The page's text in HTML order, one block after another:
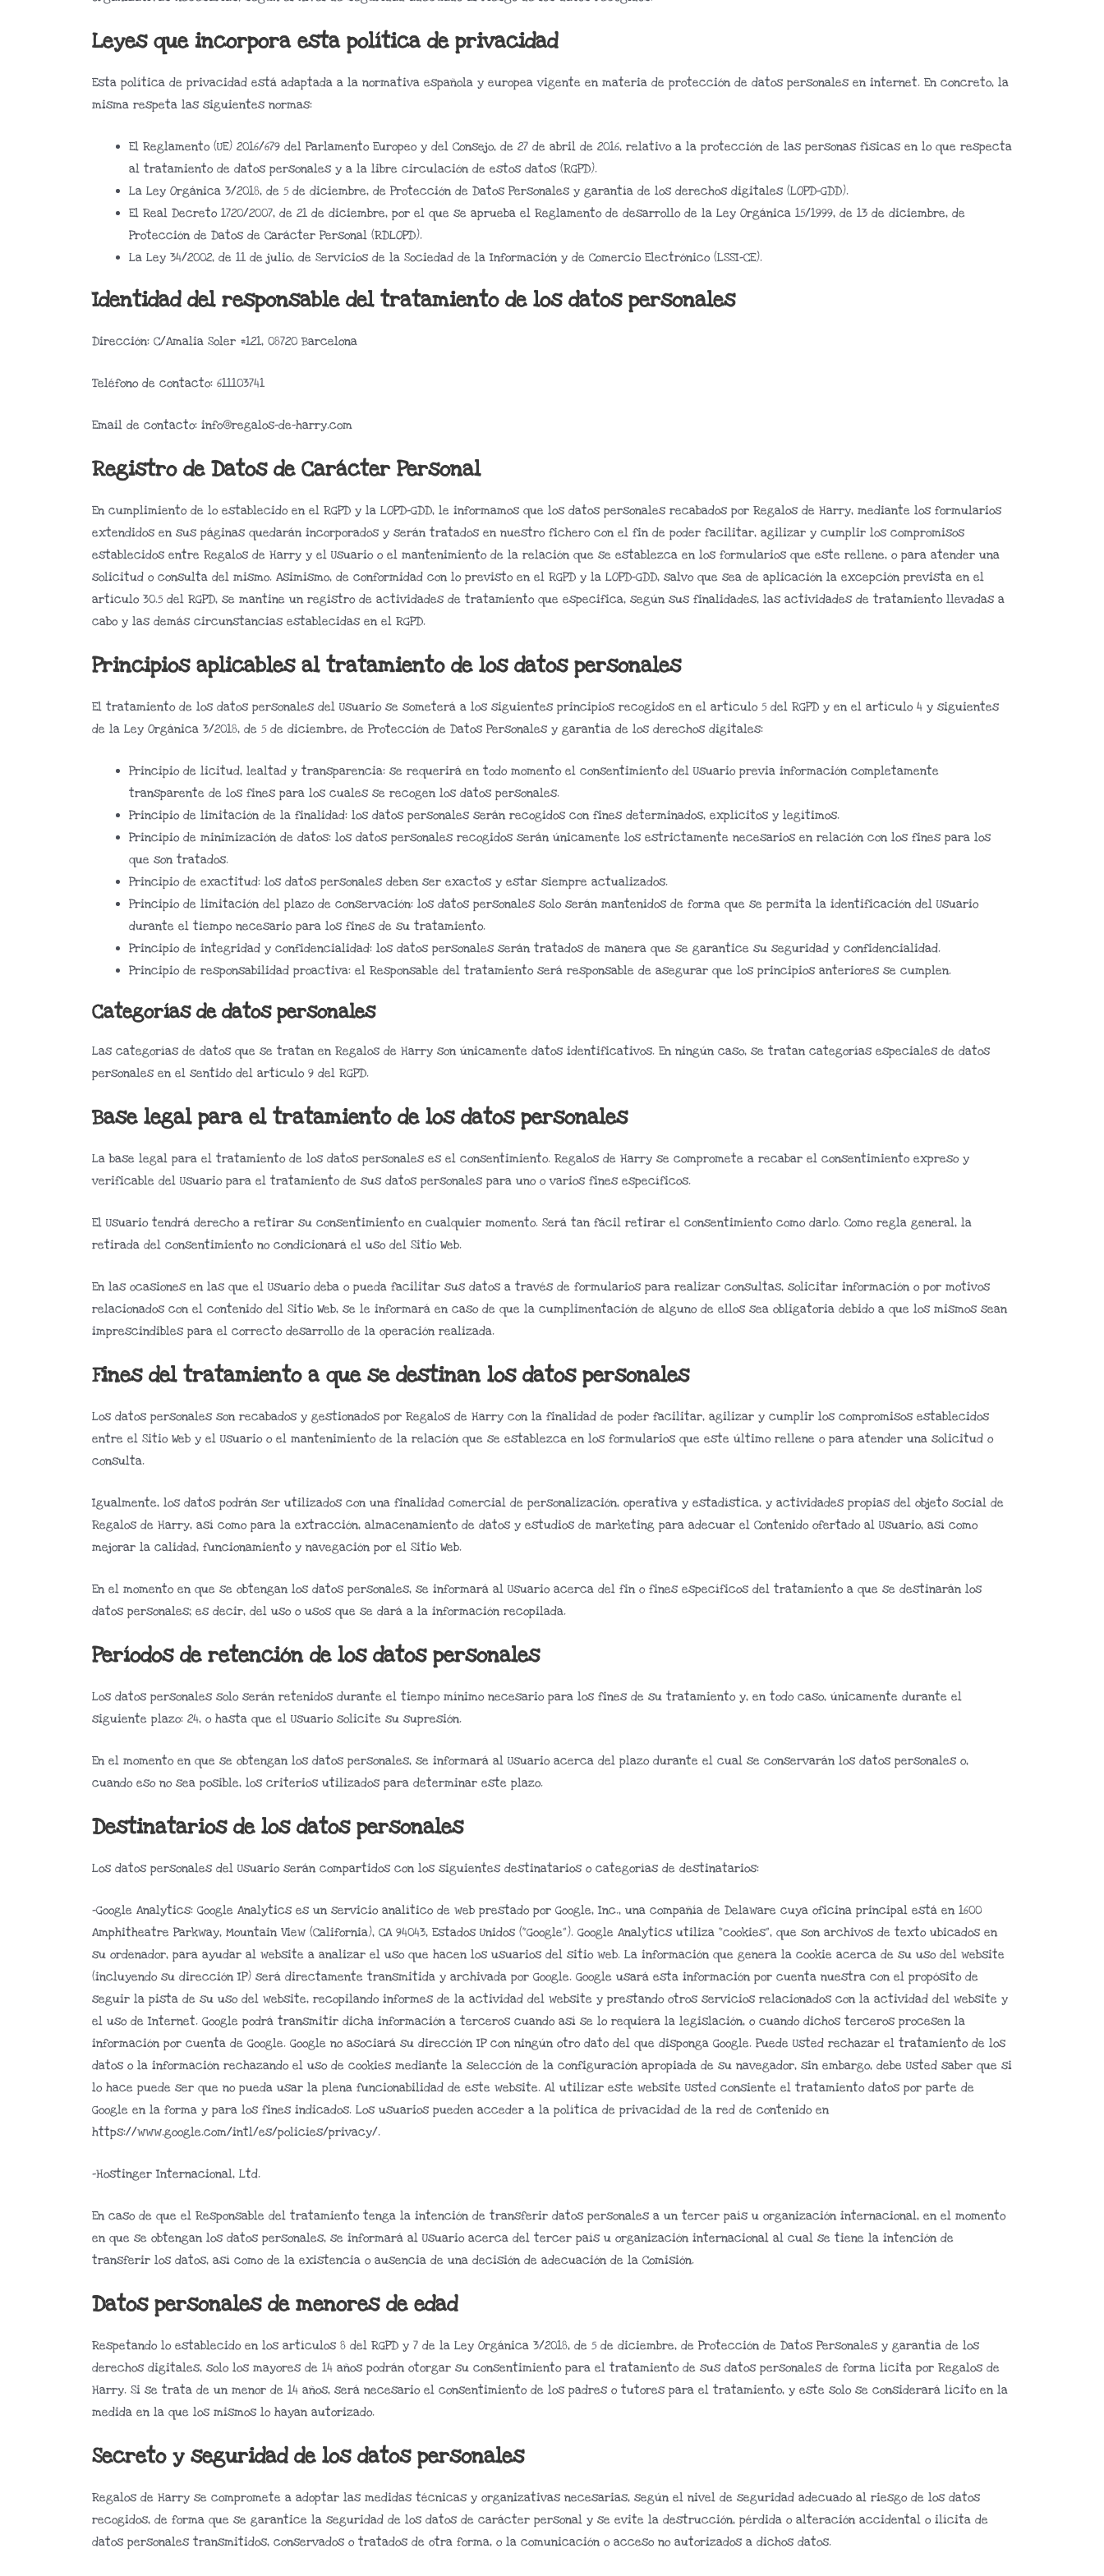
Leyes que incorpora esta política de privacidad
Esta política de privacidad está adaptada a la normativa española y europea vigente en materia de protección de datos personales en internet. En concreto, la
misma respeta las siguientes normas:
El Reglamento (UE) 2016/679 del Parlamento Europeo y del Consejo, de 27 de abril de 2016, relativo a la protección de las personas físicas en lo que respecta
al tratamiento de datos personales y a la libre circulación de estos datos (RGPD).
La Ley Orgánica 3/2018, de 5 de diciembre, de Protección de Datos Personales y garantía de los derechos digitales (LOPD-GDD).
El Real Decreto 1720/2007, de 21 de diciembre, por el que se aprueba el Reglamento de desarrollo de la Ley Orgánica 15/1999, de 13 de diciembre, de
Protección de Datos de Carácter Personal (RDLOPD).
La Ley 34/2002, de 11 de julio, de Servicios de la Sociedad de la Información y de Comercio Electrónico (LSSI-CE).
Identidad del responsable del tratamiento de los datos personales
Dirección: C/Amalia Soler #121, 08720 Barcelona
Teléfono de contacto: 611103741
Email de contacto: info@regalos-de-harry.com
Registro de Datos de Carácter Personal
En cumplimiento de lo establecido en el RGPD y la LOPD-GDD, le informamos que los datos personales recabados por Regalos de Harry, mediante los formularios
extendidos en sus páginas quedarán incorporados y serán tratados en nuestro fichero con el fin de poder facilitar, agilizar y cumplir los compromisos
establecidos entre Regalos de Harry y el Usuario o el mantenimiento de la relación que se establezca en los formularios que este rellene, o para atender una
solicitud o consulta del mismo. Asimismo, de conformidad con lo previsto en el RGPD y la LOPD-GDD, salvo que sea de aplicación la excepción prevista en el
artículo 30.5 del RGPD, se mantine un registro de actividades de tratamiento que especifica, según sus finalidades, las actividades de tratamiento llevadas a
cabo y las demás circunstancias establecidas en el RGPD.
Principios aplicables al tratamiento de los datos personales
El tratamiento de los datos personales del Usuario se someterá a los siguientes principios recogidos en el artículo 5 del RGPD y en el artículo 4 y siguientes
de la Ley Orgánica 3/2018, de 5 de diciembre, de Protección de Datos Personales y garantía de los derechos digitales:
Principio de licitud, lealtad y transparencia: se requerirá en todo momento el consentimiento del Usuario previa información completamente
transparente de los fines para los cuales se recogen los datos personales.
Principio de limitación de la finalidad: los datos personales serán recogidos con fines determinados, explícitos y legítimos.
Principio de minimización de datos: los datos personales recogidos serán únicamente los estrictamente necesarios en relación con los fines para los
que son tratados.
Principio de exactitud: los datos personales deben ser exactos y estar siempre actualizados.
Principio de limitación del plazo de conservación: los datos personales solo serán mantenidos de forma que se permita la identificación del Usuario
durante el tiempo necesario para los fines de su tratamiento.
Principio de integridad y confidencialidad: los datos personales serán tratados de manera que se garantice su seguridad y confidencialidad.
Principio de responsabilidad proactiva: el Responsable del tratamiento será responsable de asegurar que los principios anteriores se cumplen.
Categorías de datos personales
Las categorías de datos que se tratan en Regalos de Harry son únicamente datos identificativos. En ningún caso, se tratan categorías especiales de datos
personales en el sentido del artículo 9 del RGPD.
Base legal para el tratamiento de los datos personales
La base legal para el tratamiento de los datos personales es el consentimiento. Regalos de Harry se compromete a recabar el consentimiento expreso y
verificable del Usuario para el tratamiento de sus datos personales para uno o varios fines específicos.
El Usuario tendrá derecho a retirar su consentimiento en cualquier momento. Será tan fácil retirar el consentimiento como darlo. Como regla general, la
retirada del consentimiento no condicionará el uso del Sitio Web.
En las ocasiones en las que el Usuario deba o pueda facilitar sus datos a través de formularios para realizar consultas, solicitar información o por motivos
relacionados con el contenido del Sitio Web, se le informará en caso de que la cumplimentación de alguno de ellos sea obligatoria debido a que los mismos sean
imprescindibles para el correcto desarrollo de la operación realizada.
Fines del tratamiento a que se destinan los datos personales
Los datos personales son recabados y gestionados por Regalos de Harry con la finalidad de poder facilitar, agilizar y cumplir los compromisos establecidos
entre el Sitio Web y el Usuario o el mantenimiento de la relación que se establezca en los formularios que este último rellene o para atender una solicitud o
consulta.
Igualmente, los datos podrán ser utilizados con una finalidad comercial de personalización, operativa y estadística, y actividades propias del objeto social de
Regalos de Harry, así como para la extracción, almacenamiento de datos y estudios de marketing para adecuar el Contenido ofertado al Usuario, así como
mejorar la calidad, funcionamiento y navegación por el Sitio Web.
En el momento en que se obtengan los datos personales, se informará al Usuario acerca del fin o fines específicos del tratamiento a que se destinarán los
datos personales; es decir, del uso o usos que se dará a la información recopilada.
Períodos de retención de los datos personales
Los datos personales solo serán retenidos durante el tiempo mínimo necesario para los fines de su tratamiento y, en todo caso, únicamente durante el
siguiente plazo: 24, o hasta que el Usuario solicite su supresión.
En el momento en que se obtengan los datos personales, se informará al Usuario acerca del plazo durante el cual se conservarán los datos personales o,
cuando eso no sea posible, los criterios utilizados para determinar este plazo.
Destinatarios de los datos personales
Los datos personales del Usuario serán compartidos con los siguientes destinatarios o categorías de destinatarios:
-Google Analytics: Google Analytics es un servicio analítico de web prestado por Google, Inc., una compañía de Delaware cuya oficina principal está en 1600
Amphitheatre Parkway, Mountain View (California), CA 94043, Estados Unidos (“Google”). Google Analytics utiliza “cookies”, que son archivos de texto ubicados en
su ordenador, para ayudar al website a analizar el uso que hacen los usuarios del sitio web. La información que genera la cookie acerca de su uso del website
(incluyendo su dirección IP) será directamente transmitida y archivada por Google. Google usará esta información por cuenta nuestra con el propósito de
seguir la pista de su uso del website, recopilando informes de la actividad del website y prestando otros servicios relacionados con la actividad del website y
el uso de Internet. Google podrá transmitir dicha información a terceros cuando así se lo requiera la legislación, o cuando dichos terceros procesen la
información por cuenta de Google. Google no asociará su dirección IP con ningún otro dato del que disponga Google. Puede Usted rechazar el tratamiento de los
datos o la información rechazando el uso de cookies mediante la selección de la configuración apropiada de su navegador, sin embargo, debe Usted saber que si
lo hace puede ser que no pueda usar la plena funcionabilidad de este website. Al utilizar este website Usted consiente el tratamiento datos por parte de
Google en la forma y para los fines indicados. Los usuarios pueden acceder a la política de privacidad de la red de contenido en
https://www.google.com/intl/es/policies/privacy/.
-Hostinger Internacional, Ltd.
En caso de que el Responsable del tratamiento tenga la intención de transferir datos personales a un tercer país u organización internacional, en el momento
en que se obtengan los datos personales, se informará al Usuario acerca del tercer país u organización internacional al cual se tiene la intención de
transferir los datos, así como de la existencia o ausencia de una decisión de adecuación de la Comisión.
Datos personales de menores de edad
Respetando lo establecido en los artículos 8 del RGPD y 7 de la Ley Orgánica 3/2018, de 5 de diciembre, de Protección de Datos Personales y garantía de los
derechos digitales, solo los mayores de 14 años podrán otorgar su consentimiento para el tratamiento de sus datos personales de forma lícita por Regalos de
Harry. Si se trata de un menor de 14 años, será necesario el consentimiento de los padres o tutores para el tratamiento, y este solo se considerará lícito en la
medida en la que los mismos lo hayan autorizado.
Secreto y seguridad de los datos personales
Regalos de Harry se compromete a adoptar las medidas técnicas y organizativas necesarias, según el nivel de seguridad adecuado al riesgo de los datos
recogidos, de forma que se garantice la seguridad de los datos de carácter personal y se evite la destrucción, pérdida o alteración accidental o ilícita de
datos personales transmitidos, conservados o tratados de otra forma, o la comunicación o acceso no autorizados a dichos datos.